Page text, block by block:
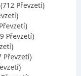
(712 Převzetí)
Převzetí)
Převzetí)